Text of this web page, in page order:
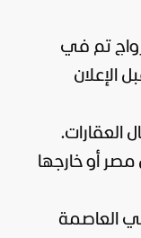
تم في
الإعلان
أو خارجها
العاصمة